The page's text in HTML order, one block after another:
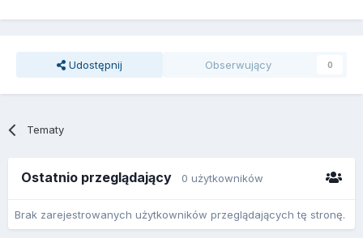
Udostępnij Obserwujący 0
Tematy
Ostatnio przeglądający 0 użytkowników
Brak zarejestrowanych użytkowników przeglądających tę stronę.